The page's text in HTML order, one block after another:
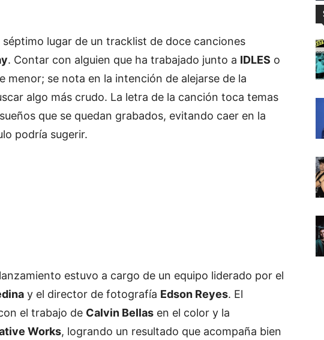
séptimo lugar de un tracklist de doce canciones
. Contar con alguien que ha trabajado junto a IDLES o
menor; se nota en la intención de alejarse de la
algo más crudo. La letra de la canción toca temas
que se quedan grabados, evitando caer en la
podría sugerir.
estuvo a cargo de un equipo liderado por el
y el director de fotografía Edson Reyes. El
el trabajo de Calvin Bellas en el color y la
Works, logrando un resultado que acompaña bien